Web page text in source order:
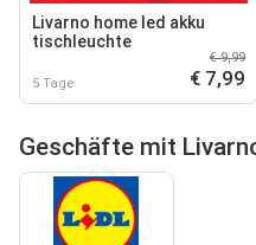
Livarno home led akku
tischleuchte
5 Tage
€ 9,99
€ 7,99
Geschäfte mit